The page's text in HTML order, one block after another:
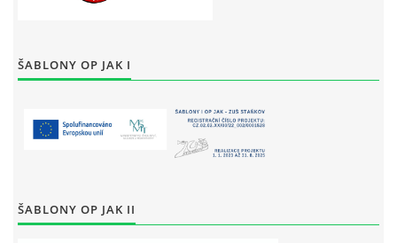
ŠABLONY OP JAK I
ŠABLONY OP JAK II